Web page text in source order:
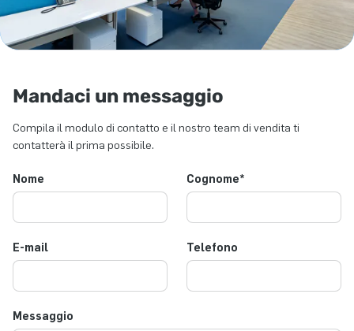
Mandaci un messaggio
Compila il modulo di contatto e il nostro team di vendita ti
contatterà il prima possibile.
Nome Cognome*
E-mail Telefono
Messaggio